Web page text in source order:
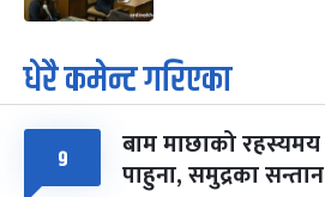
धेरै कमेन्ट गरिएका
९ बाम माछाको
पाहुना, समुद्रका सन्तान